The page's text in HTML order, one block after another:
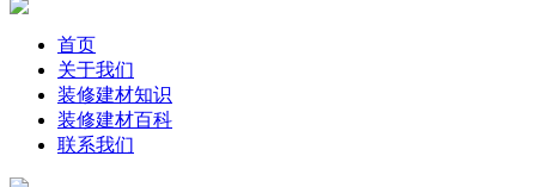
首页
关于我们
装修建材知识
装修建材百科
联系我们